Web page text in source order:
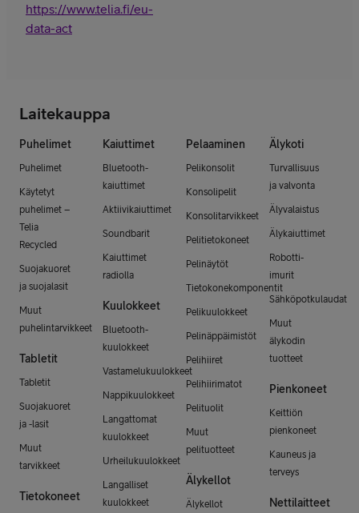
https://www.telia.fi/eu-
data-act
Laitekauppa
Puhelimet
Puhelimet
Käytetyt
puhelimet –
Telia
Recycled
Suojakuoret
ja suojalasit
Muut
puhelintarvikkeet
Tabletit
Tabletit
Suojakuoret
ja -lasit
Muut
tarvikkeet
Tietokoneet
Kaiuttimet
Bluetooth-
kaiuttimet
Aktiivikaiuttimet
Soundbarit
Kaiuttimet
radiolla
Kuulokkeet
Bluetooth-
kuulokkeet
Vastamelukuulokkeet
Nappikuulokkeet
Langattomat
kuulokkeet
Urheilukuulokkeet
Langalliset
kuulokkeet
Pelaaminen
Pelikonsolit
Konsolipelit
Konsolitarvikkeet
Pelitietokoneet
Pelinäytöt
Tietokonekomponentit
Pelikuulokkeet
Pelinäppäimistöt
Pelihiiret
Pelihiirimatot
Pelituolit
Muut
pelituotteet
Älykellot
Älykellot
Älykoti
Turvallisuus
ja valvonta
Älyvalaistus
Älykaiuttimet
Robotti-
imurit
Sähköpotkulaudat
Muut
älykodin
tuotteet
Pienkoneet
Keittiön
pienkoneet
Kauneus ja
terveys
Nettilaitteet